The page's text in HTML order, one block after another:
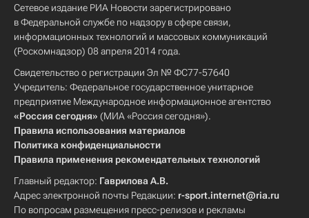
Сетевое издание РИА Новости зарегистрировано
в Федеральной службе по надзору в сфере связи,
информационных технологий и массовых коммуникаций
(Роскомнадзор) 08 апреля 2014 года.
Свидетельство о регистрации Эл № ФС77-57640
Учредитель: Федеральное государственное унитарное
предприятие Международное информационное агентство
«Россия сегодня» (МИА «Россия сегодня»).
Правила использования материалов
Политика конфиденциальности
Правила применения рекомендательных технологий
Главный редактор: Гаврилова А.В.
Адрес электронной почты Редакции: r-sport.internet@ria.ru
По вопросам размещения пресс-релизов и рекламы